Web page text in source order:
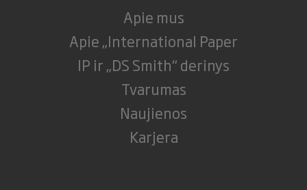
Apie mus
Apie „International Paper
IP ir „DS Smith“ derinys
Tvarumas
Naujienos
Karjera